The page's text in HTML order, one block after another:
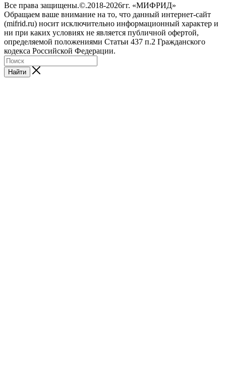
Все права защищены.©.2018-2026гг. «МИФРИД»
Обращаем ваше внимание на то, что данный интернет-сайт
(mifrid.ru) носит исключительно информационный характер и
ни при каких условиях не является публичной офертой,
определяемой положениями Статьи 437 п.2 Гражданского
кодекса Российской Федерации.
Найти